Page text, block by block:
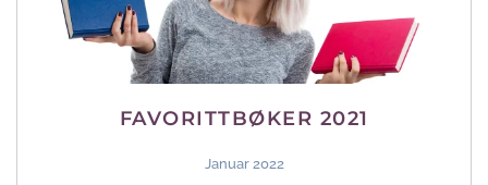
FAVORITTBØKER 2021
Januar 2022